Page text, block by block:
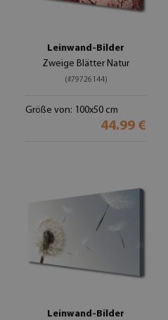
Leinwand-Bilder
Zweige Blätter Natur
(#79726144)
Größe von: 100x50 cm
44.99 €
Leinwand-Bilder